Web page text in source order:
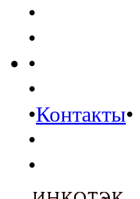
•
•
•
•
•Контакты•
•
•